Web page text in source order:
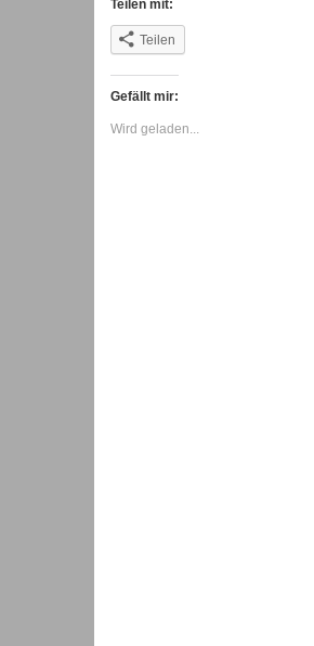
Teilen mit:
Teilen
Gefällt mir:
Wird geladen...